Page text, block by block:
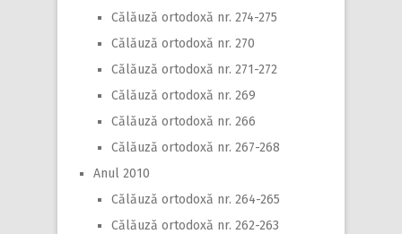
Călăuză ortodoxă nr. 274-275
Călăuză ortodoxă nr. 270
Călăuză ortodoxă nr. 271-272
Călăuză ortodoxă nr. 269
Călăuză ortodoxă nr. 266
Călăuză ortodoxă nr. 267-268
Anul 2010
Călăuză ortodoxă nr. 264-265
Călăuză ortodoxă nr. 262-263